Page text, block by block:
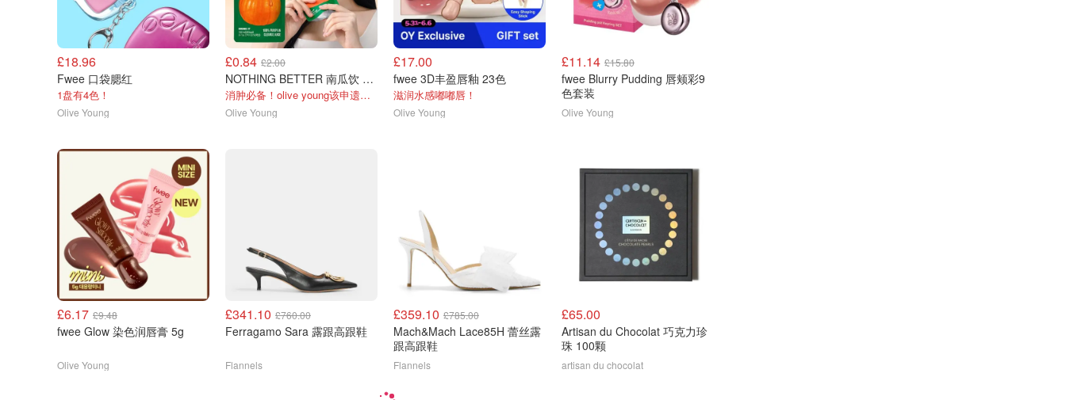
£18.96
Fwee 口袋腮红
1盘有4色！
Olive Young
£0.84 £2.00
NOTHING BETTER 南瓜饮 100ml
消肿必备！olive young该申遗的好东西
Olive Young
£17.00
fwee 3D丰盈唇釉 23色
滋润水感嘟嘟唇！
Olive Young
£11.14 £15.80
fwee Blurry Pudding 唇颊彩9
色套装
Olive Young
£6.17 £9.48
fwee Glow 染色润唇膏 5g
Olive Young
£341.10 £760.00
Ferragamo Sara 露跟高跟鞋
Flannels
£359.10 £785.00
Mach&Mach Lace85H 蕾丝露
跟高跟鞋
Flannels
£65.00
Artisan du Chocolat 巧克力珍
珠 100颗
artisan du chocolat